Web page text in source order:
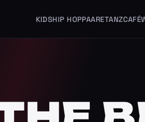
KIDSHIP HOPPAARETANZCAFÉ